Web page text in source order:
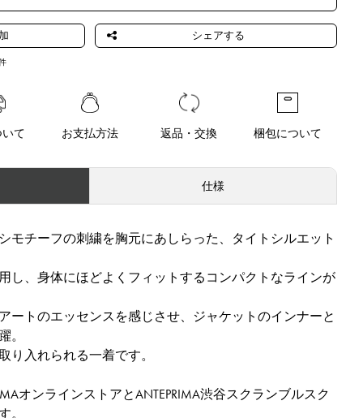
て お支払方法 返品・交換 梱包について
仕様
モチーフの刺繍を胸元にあしらった、タイトシルエット
し、身体にほどよくフィットするコンパクトなラインが
ートのエッセンスを感じさせ、ジャケットのインナーと
。
り入れられる一着です。
オンラインストアとANTEPRIMA渋谷スクランブルスク
。